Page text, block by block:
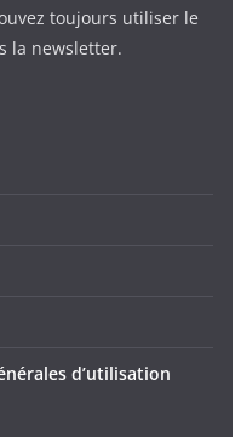
toujours utiliser le
la newsletter.
d’utilisation